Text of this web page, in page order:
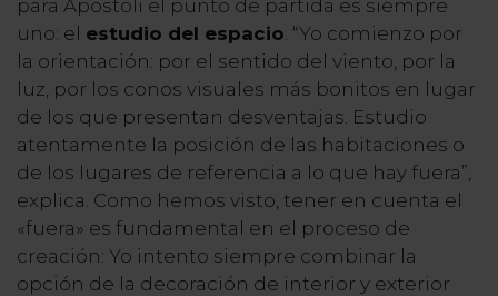
para Apostoli el punto de partida es siempre
uno: el estudio del espacio . “Yo comienzo por
la orientación: por el sentido del viento, por la
luz, por los conos visuales más bonitos en lugar
de los que presentan desventajas. Estudio
atentamente la posición de las habitaciones o
de los lugares de referencia a lo que hay fuera”,
explica. Como hemos visto, tener en cuenta el
«fuera» es fundamental en el proceso de
creación: Yo intento siempre combinar la
opción de la decoración de interior y exterior